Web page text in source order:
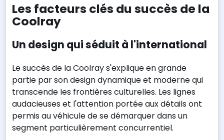
Les facteurs clés du succès de la
Coolray
Un design qui séduit à l'international
Le succès de la Coolray s'explique en grande
partie par son design dynamique et moderne qui
transcende les frontières culturelles. Les lignes
audacieuses et l'attention portée aux détails ont
permis au véhicule de se démarquer dans un
segment particulièrement concurrentiel.